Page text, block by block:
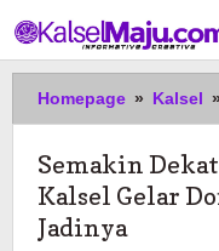
ke
konten
Homepage » Kalsel »
Semakin
Kalsel Gelar
Jadinya